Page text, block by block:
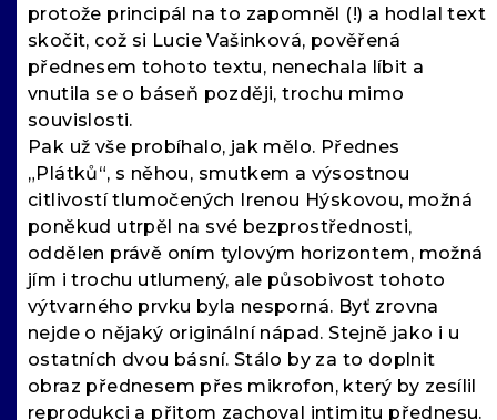
protože principál na to zapomněl (!) a hodlal text
skočit, což si Lucie Vašinková, pověřená
přednesem tohoto textu, nenechala líbit a
vnutila se o báseň později, trochu mimo
souvislosti.
Pak už vše probíhalo, jak mělo. Přednes
„Plátků“, s něhou, smutkem a výsostnou
citlivostí tlumočených Irenou Hýskovou, možná
poněkud utrpěl na své bezprostřednosti,
oddělen právě oním tylovým horizontem, možná
jím i trochu utlumený, ale působivost tohoto
výtvarného prvku byla nesporná. Byť zrovna
nejde o nějaký originální nápad. Stejně jako i u
ostatních dvou básní. Stálo by za to doplnit
obraz přednesem přes mikrofon, který by zesílil
reprodukci a přitom zachoval intimitu přednesu.